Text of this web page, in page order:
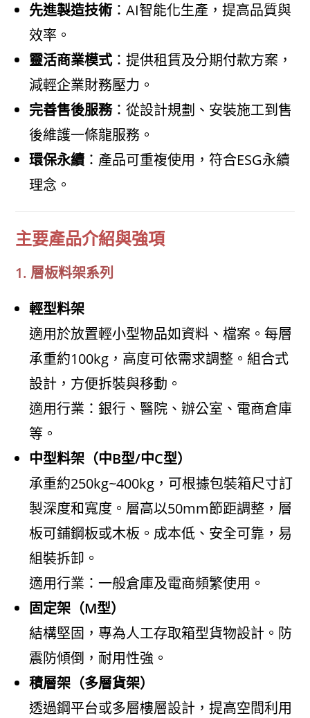
先進製造技術 ：AI智能化生產，提高品質與
效率。
靈活商業模式：提供租賃及分期付款方案，
減輕企業財務壓力。
完善售後服務：從設計規劃、安裝施工到售
後維護一條龍服務。
環保永續 ：產品可重複使用，符合ESG永續
理念。
主要產品介紹與強項
1. 層板料架系列
輕型料架
適用於放置輕小型物品如資料、檔案。每層
承重約100kg，高度可依需求調整。組合式
設計，方便拆裝與移動。
適用行業：銀行、醫院、辦公室、電商倉庫
等。
中型料架（中B型/中C型）
承重約250kg~400kg，可根據包裝箱尺寸訂
製深度和寬度。層高以50mm節距調整，層
板可鋪鋼板或木板。成本低、安全可靠，易
組裝拆卸。
適用行業：一般倉庫及電商頻繁使用。
固定架（M型）
結構堅固，專為人工存取箱型貨物設計。防
震防傾倒，耐用性強。
積層架（多層貨架）
透過鋼平台或多層樓層設計，提高空間利用